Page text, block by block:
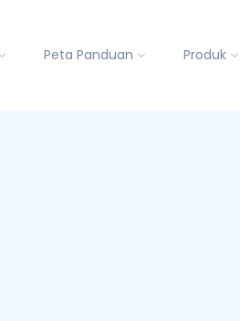
Peta Panduan Produk